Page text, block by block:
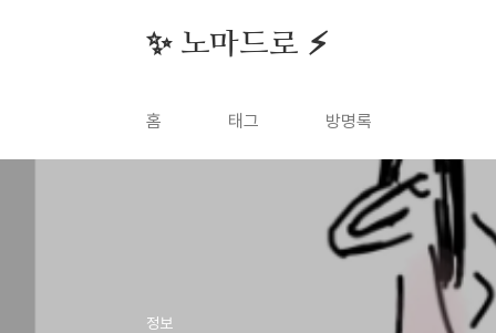
✨ 노마드로 ⚡️
홈 태그 방명록
정보